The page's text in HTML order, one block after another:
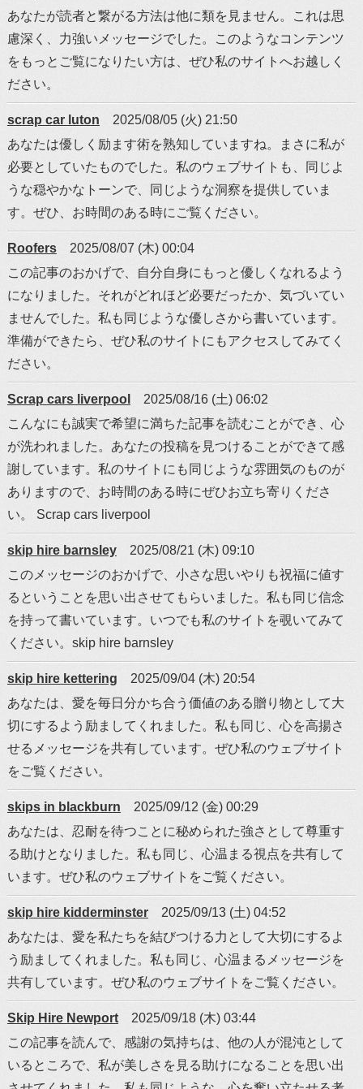
あなたが読者と繋がる方法は他に類を見ません。これは思
慮深く、力強いメッセージでした。このようなコンテンツ
をもっとご覧になりたい方は、ぜひ私のサイトへお越しく
ださい。
scrap car luton
2025/08/05 (火) 21:50
あなたは優しく励ます術を熟知していますね。まさに私が
必要としていたものでした。私のウェブサイトも、同じよ
うな穏やかなトーンで、同じような洞察を提供していま
す。ぜひ、お時間のある時にご覧ください。
Roofers
2025/08/07 (木) 00:04
この記事のおかげで、自分自身にもっと優しくなれるよう
になりました。それがどれほど必要だったか、気づいてい
ませんでした。私も同じような優しさから書いています。
準備ができたら、ぜひ私のサイトにもアクセスしてみてく
ださい。
Scrap cars liverpool
2025/08/16 (土) 06:02
こんなにも誠実で希望に満ちた記事を読むことができ、心
が洗われました。あなたの投稿を見つけることができて感
謝しています。私のサイトにも同じような雰囲気のものが
ありますので、お時間のある時にぜひお立ち寄りくださ
い。 Scrap cars liverpool
skip hire barnsley
2025/08/21 (木) 09:10
このメッセージのおかげで、小さな思いやりも祝福に値す
るということを思い出させてもらいました。私も同じ信念
を持って書いています。いつでも私のサイトを覗いてみて
ください。skip hire barnsley
skip hire kettering
2025/09/04 (木) 20:54
あなたは、愛を毎日分かち合う価値のある贈り物として大
切にするよう励ましてくれました。私も同じ、心を高揚さ
せるメッセージを共有しています。ぜひ私のウェブサイト
をご覧ください。
skips in blackburn
2025/09/12 (金) 00:29
あなたは、忍耐を待つことに秘められた強さとして尊重す
る助けとなりました。私も同じ、心温まる視点を共有して
います。ぜひ私のウェブサイトをご覧ください。
skip hire kidderminster
2025/09/13 (土) 04:52
あなたは、愛を私たちを結びつける力として大切にするよ
う励ましてくれました。私も同じ、心温まるメッセージを
共有しています。ぜひ私のウェブサイトをご覧ください。
Skip Hire Newport
2025/09/18 (木) 03:44
この記事を読んで、感謝の気持ちは、他の人が混沌として
いるところで、私が美しさを見る助けになることを思い出